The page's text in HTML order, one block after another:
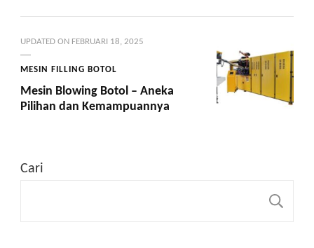
UPDATED ON FEBRUARI 18, 2025
MESIN FILLING BOTOL
Mesin Blowing Botol – Aneka
Pilihan dan Kemampuannya
Cari